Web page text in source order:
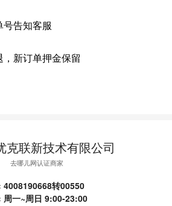
号告知客服
新订单押金保留
克联新技术有限公司
去哪儿网认证商家
4008190668转00550
周一~周日 9:00-23:00